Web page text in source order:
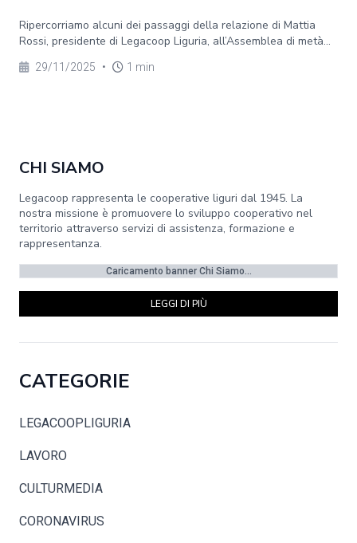
Ripercorriamo alcuni dei passaggi della relazione di Mattia
Rossi, presidente di Legacoop Liguria, all’Assemblea di metà...
29/11/2025 • 1 min
CHI SIAMO
Legacoop rappresenta le cooperative liguri dal 1945. La
nostra missione è promuovere lo sviluppo cooperativo nel
territorio attraverso servizi di assistenza, formazione e
rappresentanza.
Caricamento banner Chi Siamo...
LEGGI DI PIÙ
CATEGORIE
LEGACOOPLIGURIA
LAVORO
CULTURMEDIA
CORONAVIRUS